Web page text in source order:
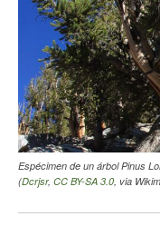
Espécimen de un árbol Pinus
(Dcrjsr, CC BY-SA 3.0, via